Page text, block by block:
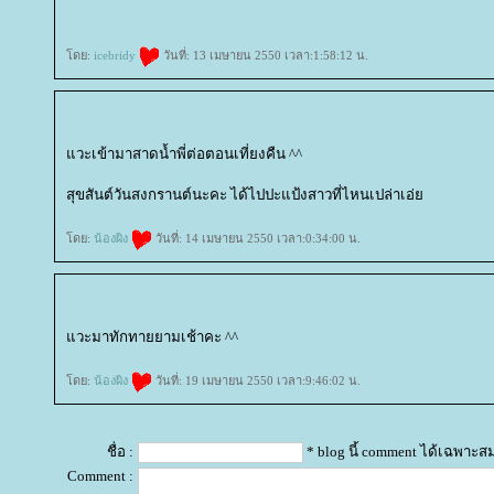
ดย: icebridy วันที่: 13 เมษายน 2550 เวลา:1:58:12 น.
วะเข้ามาสาดน้ำพี่ต่อตอนเที่ยงคืน ^^
สุขสันต์วันสงกรานต์นะคะ ได้ไปปะแป้งสาวที่ไหนเปล่าเอ่
ดย: น้องผิง วันที่: 14 เมษายน 2550 เวลา:0:34:00 น.
วะมาทักทายยามเช้าคะ ^^
ดย: น้องผิง วันที่: 19 เมษายน 2550 เวลา:9:46:02 น.
ชื่อ :
* blog นี้ comment ได้เฉพาะ
Comment :